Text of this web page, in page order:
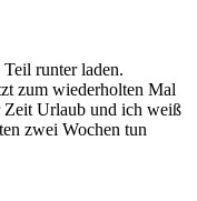
runter laden.
zum wiederholten Mal
Urlaub und ich weiß
zwei Wochen tun